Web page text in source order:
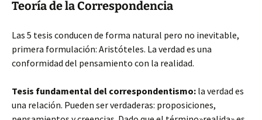
Teoría de la Correspondencia
Las 5 tesis conducen de forma natural pero no inevitable,
primera formulación: Aristóteles. La verdad es una
conformidad del pensamiento con la realidad.
Tesis fundamental del correspondentismo: la verdad es
una relación. Pueden ser verdaderas: proposiciones,